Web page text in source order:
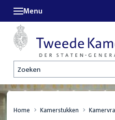
Zoeken
Menu
Home Kamerstukken